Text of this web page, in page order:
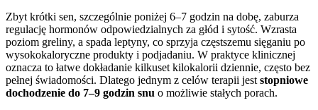
Zbyt krótki sen, szczególnie poniżej 6–7 godzin na dobę, zaburza
regulację hormonów odpowiedzialnych za głód i sytość. Wzrasta
poziom greliny, a spada leptyny, co sprzyja częstszemu sięganiu po
wysokokaloryczne produkty i podjadaniu. W praktyce klinicznej
oznacza to łatwe dokładanie kilkuset kilokalorii dziennie, często bez
pełnej świadomości. Dlatego jednym z celów terapii jeststopniowe
dochodzenie do 7–9 godzin snu o możliwie stałych porach.